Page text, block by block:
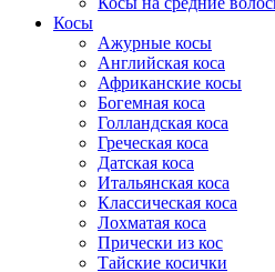
Косы
Ажурные косы
Английская коса
Африканские косы
Богемная коса
Голландская коса
Греческая коса
Датская коса
Итальянская коса
Классическая коса
Лохматая коса
Прически из кос
Тайские косички